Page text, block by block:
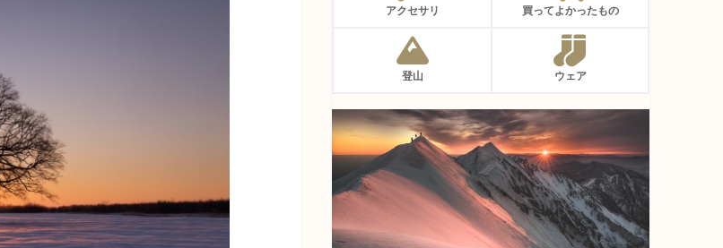
アクセサリ 買ってよかったもの
登山 ウェア